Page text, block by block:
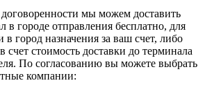
мы можем доставить
в городе отправления бесплатно, для
в город назначения за ваш счет, либо
стоимость доставки до терминала
По согласованию вы можете выбрать
компании: